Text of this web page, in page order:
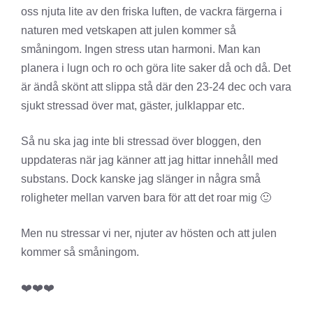
oss njuta lite av den friska luften, de vackra färgerna i
naturen med vetskapen att julen kommer så
småningom. Ingen stress utan harmoni. Man kan
planera i lugn och ro och göra lite saker då och då. Det
är ändå skönt att slippa stå där den 23-24 dec och vara
sjukt stressad över mat, gäster, julklappar etc.
Så nu ska jag inte bli stressad över bloggen, den
uppdateras när jag känner att jag hittar innehåll med
substans. Dock kanske jag slänger in några små
roligheter mellan varven bara för att det roar mig 🙂
Men nu stressar vi ner, njuter av hösten och att julen
kommer så småningom.
❤️❤️❤️